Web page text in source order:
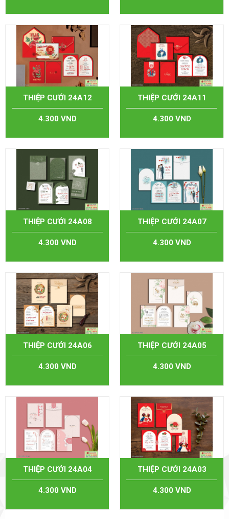
THIỆP CƯỚI 24A12
4.300 VND
THIỆP CƯỚI 24A11
4.300 VND
THIỆP CƯỚI 24A08
4.300 VND
THIỆP CƯỚI 24A07
4.300 VND
THIỆP CƯỚI 24A06
4.300 VND
THIỆP CƯỚI 24A05
4.300 VND
THIỆP CƯỚI 24A04
4.300 VND
THIỆP CƯỚI 24A03
4.300 VND